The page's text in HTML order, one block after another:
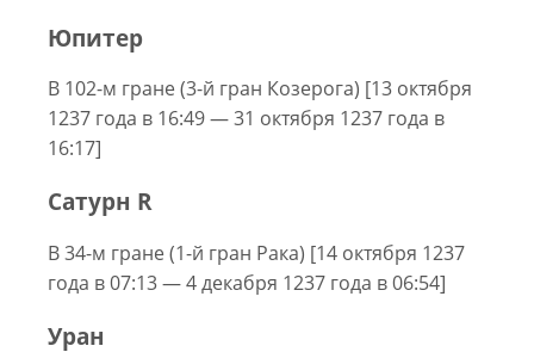
Юпитер
В 102-м гране (3-й гран Козерога) [13 октября
1237 года в 16:49 — 31 октября 1237 года в
16:17]
Сатурн R
В 34-м гране (1-й гран Рака) [14 октября 1237
года в 07:13 — 4 декабря 1237 года в 06:54]
Уран